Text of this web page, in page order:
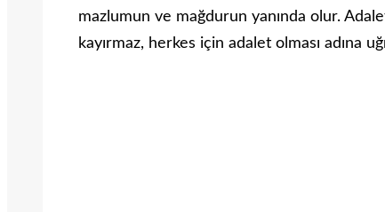
mazlumun ve mağdurun yanında olur.
kayırmaz, herkes için adalet olması adına